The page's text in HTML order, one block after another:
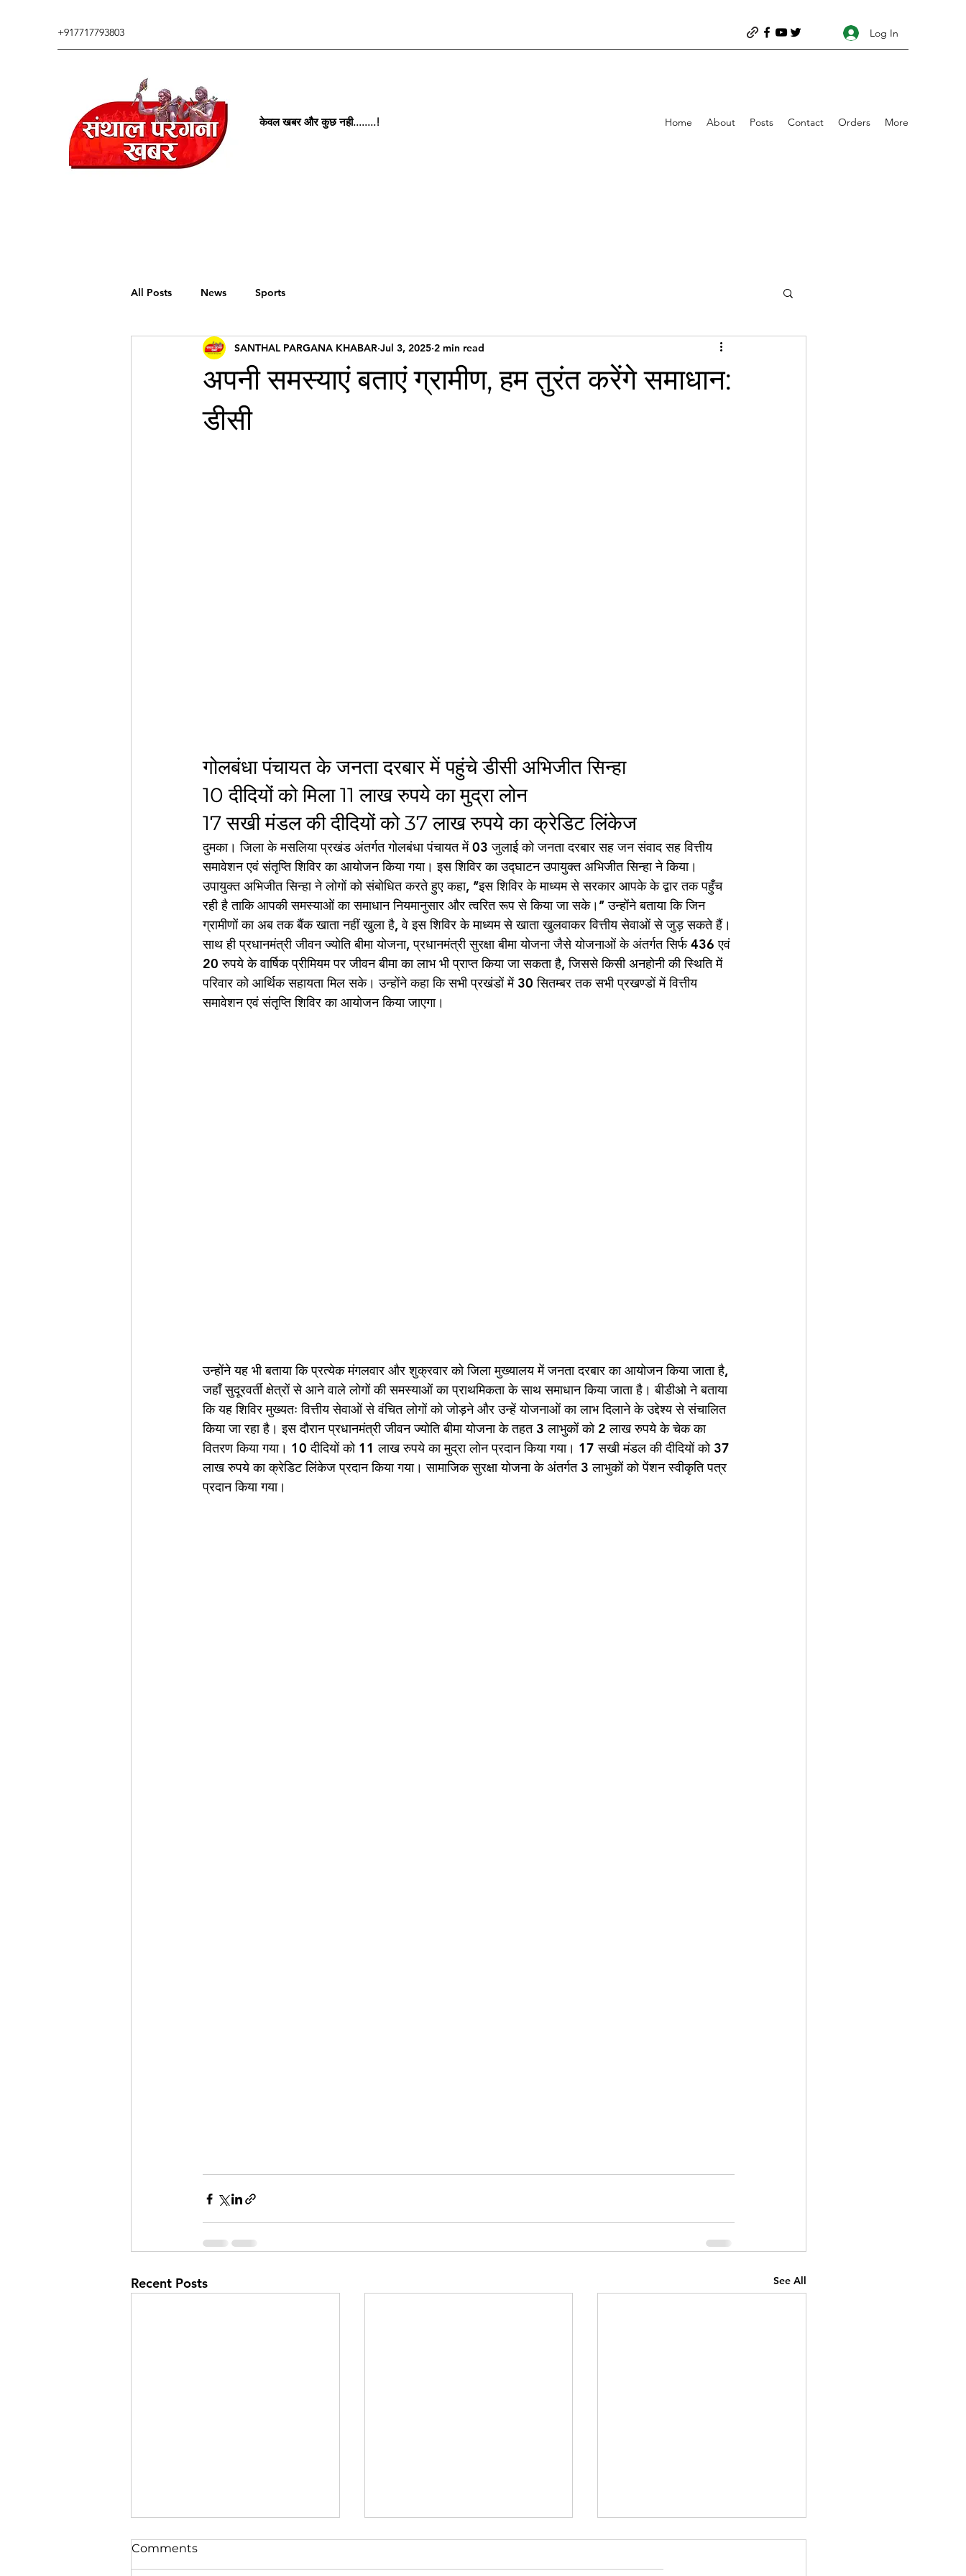
+917717793803 Log In
केवल खबर और कुछ नही........! Home About Posts Contact Orders More
All Posts News Sports
अपनी समस्याएं बताएं ग्रामीण, हम तुरंत करेंगे समाधान:
डीसी
SANTHAL PARGANA KHABAR Jul 3, 2025 2 min read
गोलबंधा पंचायत के जनता दरबार में पहुंचे डीसी अभिजीत सिन्हा
10 दीदियों को मिला 11 लाख रुपये का मुद्रा लोन
17 सखी मंडल की दीदियों को 37 लाख रुपये का क्रेडिट लिंकेज
दुमका। जिला के मसलिया प्रखंड अंतर्गत गोलबंधा पंचायत में 03 जुलाई को जनता दरबार सह जन संवाद सह वित्तीय
समावेशन एवं संतृप्ति शिविर का आयोजन किया गया। इस शिविर का उद्घाटन उपायुक्त अभिजीत सिन्हा ने किया।
उपायुक्त अभिजीत सिन्हा ने लोगों को संबोधित करते हुए कहा, ‘‘इस शिविर के माध्यम से सरकार आपके के द्वार तक पहुँच
रही है ताकि आपकी समस्याओं का समाधान नियमानुसार और त्वरित रूप से किया जा सके।’’ उन्होंने बताया कि जिन
ग्रामीणों का अब तक बैंक खाता नहीं खुला है, वे इस शिविर के माध्यम से खाता खुलवाकर वित्तीय सेवाओं से जुड़ सकते हैं।
साथ ही प्रधानमंत्री जीवन ज्योति बीमा योजना, प्रधानमंत्री सुरक्षा बीमा योजना जैसे योजनाओं के अंतर्गत सिर्फ 436 एवं
20 रुपये के वार्षिक प्रीमियम पर जीवन बीमा का लाभ भी प्राप्त किया जा सकता है, जिससे किसी अनहोनी की स्थिति में
परिवार को आर्थिक सहायता मिल सके। उन्होंने कहा कि सभी प्रखंडों में 30 सितम्बर तक सभी प्रखण्डों में वित्तीय
समावेशन एवं संतृप्ति शिविर का आयोजन किया जाएगा।
उन्होंने यह भी बताया कि प्रत्येक मंगलवार और शुक्रवार को जिला मुख्यालय में जनता दरबार का आयोजन किया जाता है,
जहाँ सुदूरवर्ती क्षेत्रों से आने वाले लोगों की समस्याओं का प्राथमिकता के साथ समाधान किया जाता है। बीडीओ ने बताया
कि यह शिविर मुख्यतः वित्तीय सेवाओं से वंचित लोगों को जोड़ने और उन्हें योजनाओं का लाभ दिलाने के उद्देश्य से संचालित
किया जा रहा है। इस दौरान प्रधानमंत्री जीवन ज्योति बीमा योजना के तहत 3 लाभुकों को 2 लाख रुपये के चेक का
वितरण किया गया। 10 दीदियों को 11 लाख रुपये का मुद्रा लोन प्रदान किया गया। 17 सखी मंडल की दीदियों को 37
लाख रुपये का क्रेडिट लिंकेज प्रदान किया गया। सामाजिक सुरक्षा योजना के अंतर्गत 3 लाभुकों को पेंशन स्वीकृति पत्र
प्रदान किया गया।
Recent Posts See All
Comments